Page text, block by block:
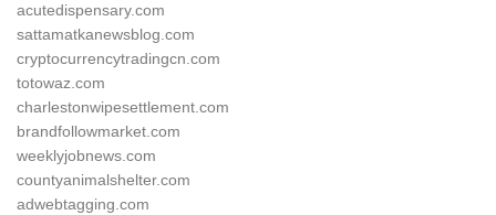
acutedispensary.com
sattamatkanewsblog.com
cryptocurrencytradingcn.com
totowaz.com
charlestonwipesettlement.com
brandfollowmarket.com
weeklyjobnews.com
countyanimalshelter.com
adwebtagging.com